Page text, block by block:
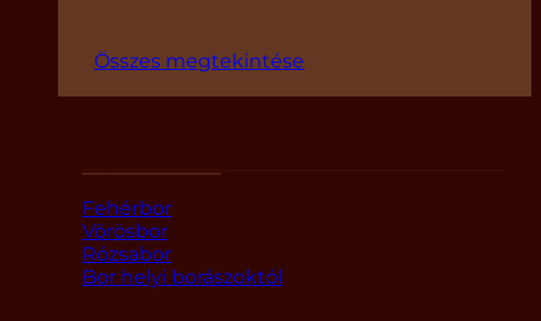
Összes megtekintése
Fehérbor
Vörösbor
Rózsabor
Bor helyi borászoktól